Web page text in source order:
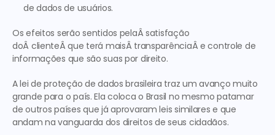
de dados de usuários.
Os efeitos serão sentidos pelaÂ satisfação
doÂ clienteÂ que terá maisÂ transparênciaÂ e controle de
informações que são suas por direito.
A lei de proteção de dados brasileira traz um avanço muito
grande para o país. Ela coloca o Brasil no mesmo patamar
de outros países que já aprovaram leis similares e que
andam na vanguarda dos direitos de seus cidadãos.